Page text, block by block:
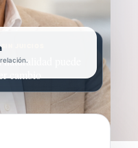
JUICIOS
puede
cambio